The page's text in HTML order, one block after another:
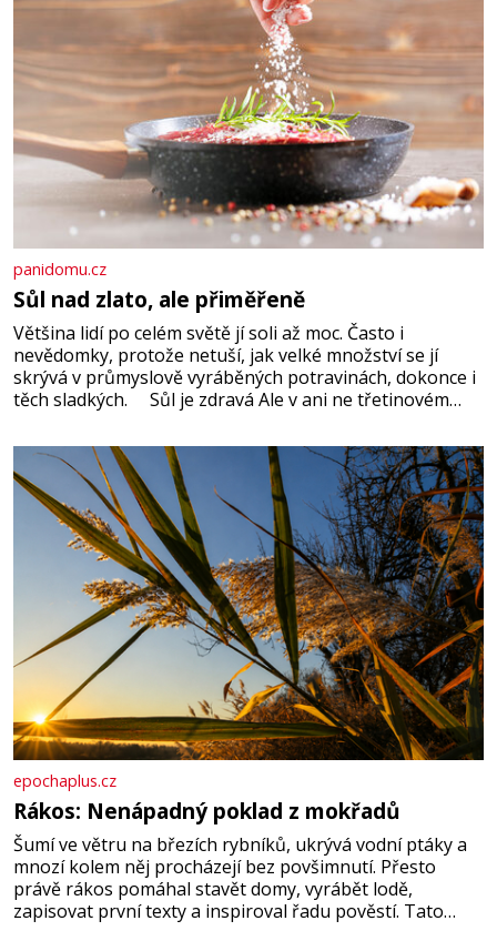
panidomu.cz
Sůl nad zlato, ale přiměřeně
Většina lidí po celém světě jí soli až moc. Často i
nevědomky, protože netuší, jak velké množství se jí
skrývá v průmyslově vyráběných potravinách, dokonce i
těch sladkých. Sůl je zdravá Ale v ani ne třetinovém
základní složky– sodík a chlór – jsou zásadní pro
správné hospodaření
epochaplus.cz
Rákos: Nenápadný poklad z mokřadů
Šumí ve větru na březích rybníků, ukrývá vodní ptáky a
mnozí kolem něj procházejí bez povšimnutí. Přesto
právě rákos pomáhal stavět domy, vyrábět lodě,
zapisovat první texty a inspiroval řadu pověstí. Tato